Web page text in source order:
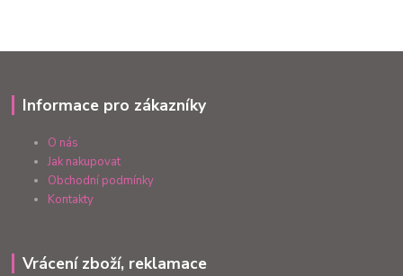
Informace pro zákazníky
O nás
Jak nakupovat
Obchodní podmínky
Kontakty
Vrácení zboží, reklamace